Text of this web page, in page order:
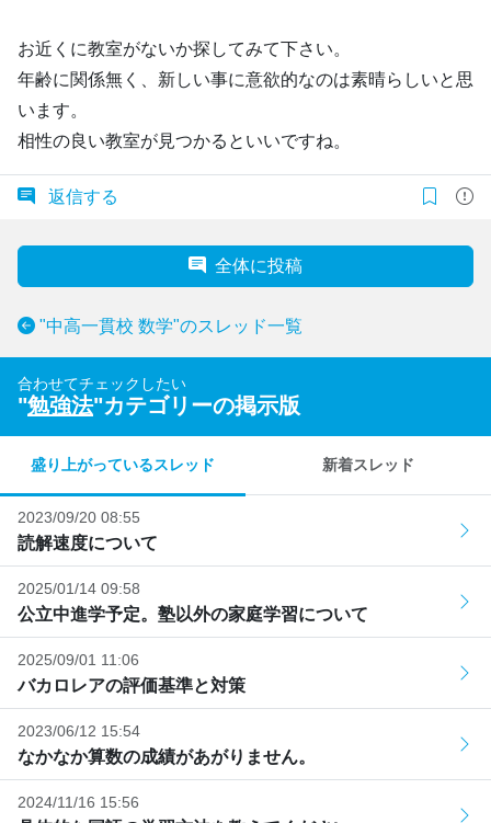
お近くに教室がないか探してみて下さい。
年齢に関係無く、新しい事に意欲的なのは素晴らしいと思
います。
相性の良い教室が見つかるといいですね。
返信する
全体に投稿
"中高一貫校 数学"のスレッド一覧
合わせてチェックしたい
"勉強法"カテゴリーの掲示版
盛り上がっているスレッド 新着スレッド
2023/09/20 08:55
読解速度について
2025/01/14 09:58
公立中進学予定。塾以外の家庭学習について
2025/09/01 11:06
バカロレアの評価基準と対策
2023/06/12 15:54
なかなか算数の成績があがりません。
2024/11/16 15:56